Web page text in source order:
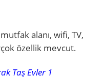
alanı, wifi, TV,
özellik mevcut.
Taş Evler 1